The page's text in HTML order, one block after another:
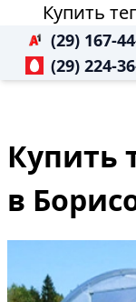
Купить
(29) 167-
(29) 224-
Купить
в